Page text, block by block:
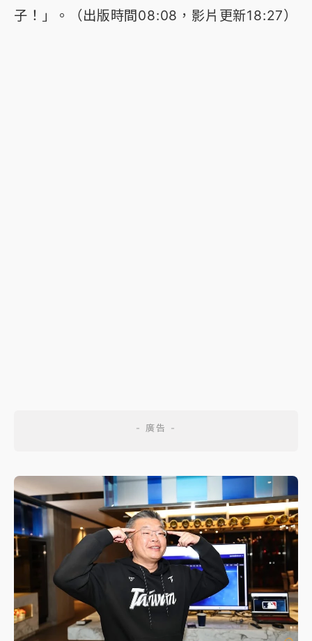
子！」。（出版時間08:08，影片更新18:27）